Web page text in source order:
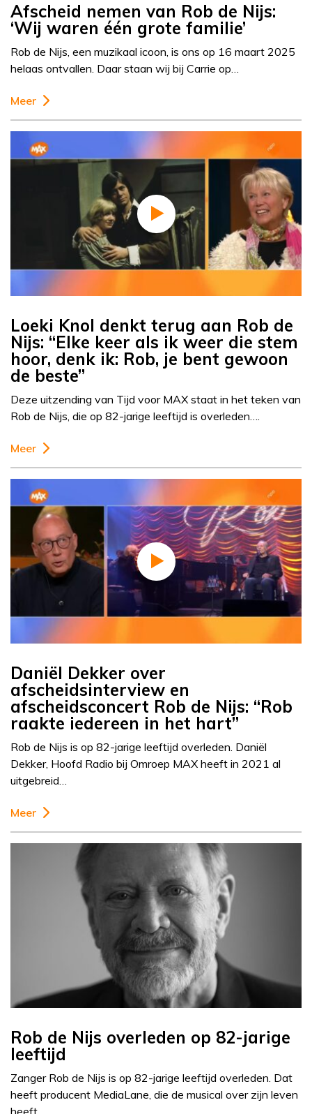
Afscheid nemen van Rob de Nijs:
‘Wij waren één grote familie’
Rob de Nijs, een muzikaal icoon, is ons op 16 maart 2025
helaas ontvallen. Daar staan wij bij Carrie op…
Meer
Loeki Knol denkt terug aan Rob de
Nijs: “Elke keer als ik weer die stem
hoor, denk ik: Rob, je bent gewoon
de beste”
Deze uitzending van Tijd voor MAX staat in het teken van
Rob de Nijs, die op 82-jarige leeftijd is overleden….
Meer
Daniël Dekker over
afscheidsinterview en
afscheidsconcert Rob de Nijs: “Rob
raakte iedereen in het hart”
Rob de Nijs is op 82-jarige leeftijd overleden. Daniël
Dekker, Hoofd Radio bij Omroep MAX heeft in 2021 al
uitgebreid…
Meer
Rob de Nijs overleden op 82-jarige
leeftijd
Zanger Rob de Nijs is op 82-jarige leeftijd overleden. Dat
heeft producent MediaLane, die de musical over zijn leven